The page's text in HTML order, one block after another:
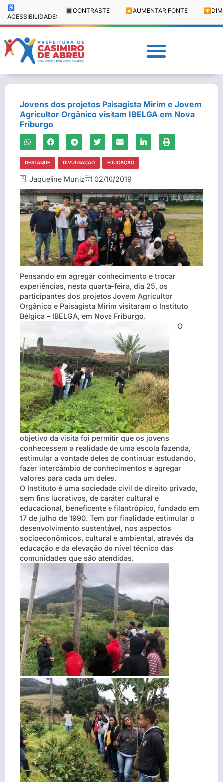
♿
ACESSIBILIDADE:
🔳 CONTRASTE 🔼 AUMENTAR FONTE 🔽
Jovens dos projetos Paisagista Mirim e Jovem
Agricultor Orgânico visitam IBELGA em Nova
Friburgo
DESTAQUE DIVULGAÇÃO EDUCAÇÃO
Jaqueline Muniz 02/10/2019
Pensando em agregar conhecimento e trocar
experiências, nesta quarta-feira, dia 25, os
participantes dos projetos Jovem Agricultor
Orgânico e Paisagista Mirim visitaram o Instituto
Bélgica – IBELGA, em Nova Friburgo.
O
objetivo da visita foi permitir que os jovens
conhecessem a realidade de uma escola fazenda,
estimular a vontade deles de continuar estudando,
fazer intercâmbio de conhecimentos e agregar
valores para cada um deles.
O Instituto é uma sociedade civil de direito privado,
sem fins lucrativos, de caráter cultural e
educacional, beneficente e filantrópico, fundado em
17 de julho de 1990. Tem por finalidade estimular o
desenvolvimento sustentável, nos aspectos
socioeconômicos, cultural e ambiental, através da
educação e da elevação do nível técnico das
comunidades que são atendidas.